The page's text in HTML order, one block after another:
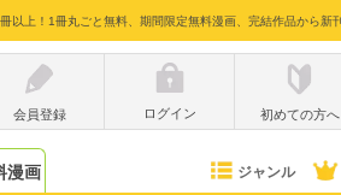
以上！1冊丸ごと無料、期間限定無料漫画、完結作品から新
会員登録
ログイン 初めての方へ
漫画 ジャンル